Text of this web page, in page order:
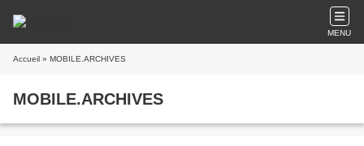
MENU
Accueil » MOBILE.ARCHIVES
MOBILE.ARCHIVES